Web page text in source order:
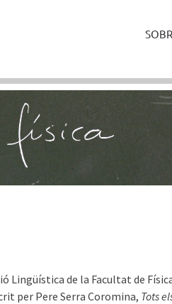
Lingüística de la Facultat de
per Pere Serra Coromina, Tots